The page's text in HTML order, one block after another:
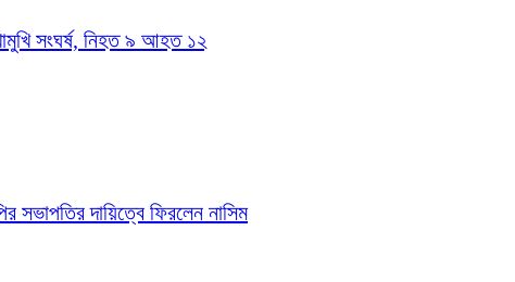
সংঘর্ষ, নিহত ৯ আহত ১২
সভাপতির দায়িত্বে ফিরলেন নাসিম